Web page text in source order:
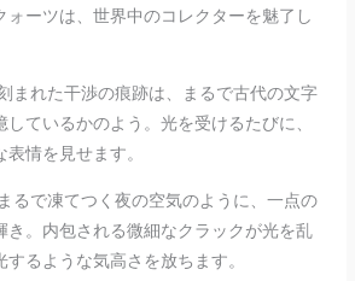
ォーツは、世界中のコレクターを魅了し
まれた干渉の痕跡は、まるで古代の文字
ているかのよう。光を受けるたびに、
情を見せます。
まるで凍てつく夜の空気のように、一点の
き。内包される微細なクラックが光を乱
るような気高さを放ちます。